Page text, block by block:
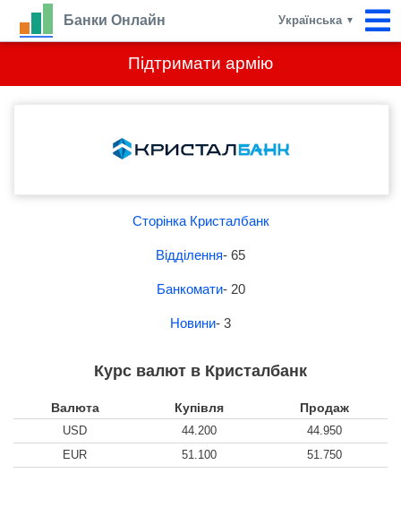
Підтримати армію
Банки Онлайн Українська ▼
Сторінка Кристалбанк
Відділення- 65
Банкомати- 20
Новини- 3
Курс валют в Кристалбанк
Валюта Купівля Продаж
USD 44.200
44.950
EUR
51.100 51.750